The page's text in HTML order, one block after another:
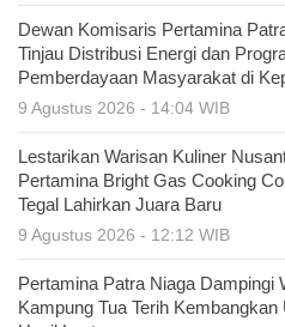
Dewan Komisaris Pertamina
Tinjau Distribusi Energi dan
Pemberdayaan Masyarakat di
9 Agustus 2026 - 14:04 WIB
Lestarikan Warisan Kuliner
Pertamina Bright Gas Cooking
Tegal Lahirkan Juara Baru
9 Agustus 2026 - 12:12 WIB
Pertamina Patra Niaga Dampingi
Kampung Tua Terih Kembangkan